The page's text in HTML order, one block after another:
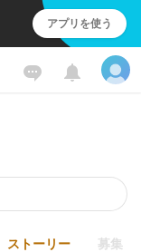
アプリを使う
ストーリー 募集